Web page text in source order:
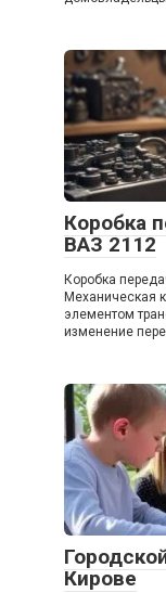
Коробка
ВАЗ 2112
Коробка
Механическая
элементом
изменение
Кирове